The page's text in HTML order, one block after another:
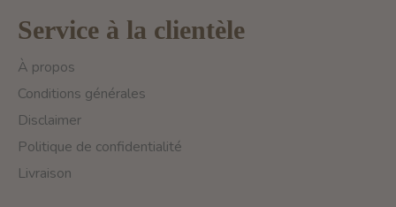
Service à la clientèle
À propos
Conditions générales
Disclaimer
Politique de confidentialité
Livraison